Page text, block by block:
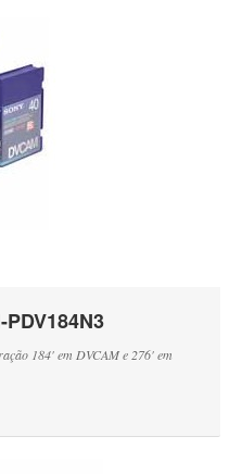
184' em DVCAM e 276' em